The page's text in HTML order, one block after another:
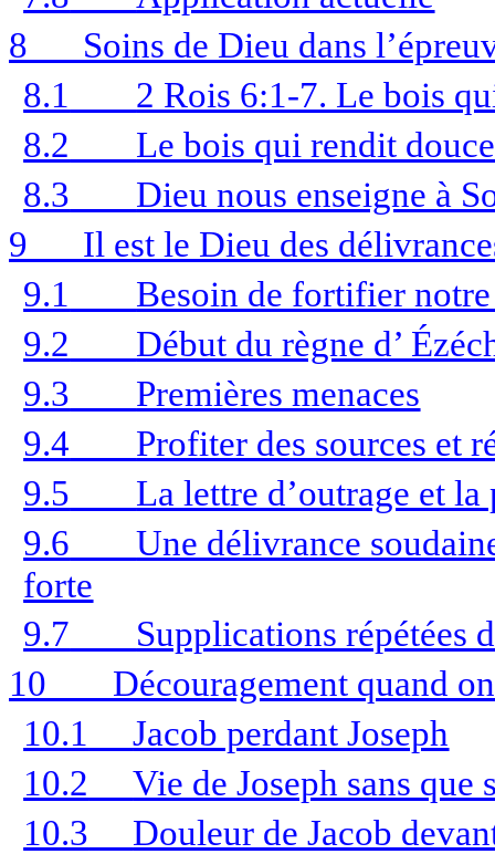
8
Soins de Dieu dans
8.1
2 Rois 6:1-7. Le bois
8.2
Le bois qui rendit
8.3
Dieu nous enseigne à
9
Il est le Dieu des
9.1
Besoin de fortifier
9.2
Début du règne d’
9.3
Premières menaces
9.4
Profiter des sources et
9.5
La lettre d’outrage et la
9.6
Une délivrance
forte
9.7
Supplications répétées
10
Découragement quand
10.1
Jacob perdant Joseph
10.2
Vie de Joseph sans que
10.3
Douleur de Jacob